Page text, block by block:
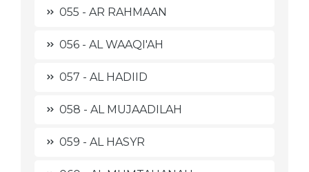
055 - AR RAHMAAN
056 - AL WAAQI'AH
057 - AL HADIID
058 - AL MUJAADILAH
059 - AL HASYR